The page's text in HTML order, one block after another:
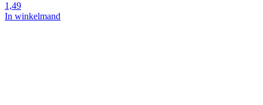
1,49
In winkelmand